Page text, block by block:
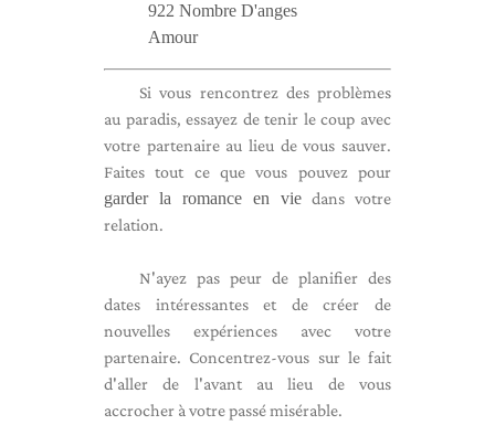
922 Nombre D'anges
Amour
Si vous rencontrez des problèmes
au paradis, essayez de tenir le coup avec
votre partenaire au lieu de vous sauver.
Faites tout ce que vous pouvez pour
garder la romance en vie dans votre
relation.
N'ayez pas peur de planifier des
dates intéressantes et de créer de
nouvelles expériences avec votre
partenaire. Concentrez-vous sur le fait
d'aller de l'avant au lieu de vous
accrocher à votre passé misérable.